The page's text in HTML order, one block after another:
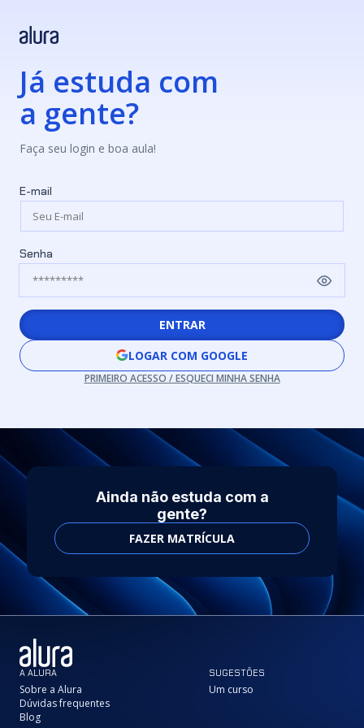
Já estuda com
a gente?
Faça seu login e boa aula!
E-mail
Senha
ENTRAR
LOGAR COM GOOGLE
PRIMEIRO ACESSO / ESQUECI MINHA SENHA
Ainda não estuda com a
gente?
FAZER MATRÍCULA
A ALURA
Sobre a Alura
Dúvidas frequentes
Blog
SUGESTÕES
Um curso